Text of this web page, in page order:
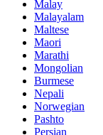
Malay
Malayalam
Maltese
Maori
Marathi
Mongolian
Burmese
Nepali
Norwegian
Pashto
Persian